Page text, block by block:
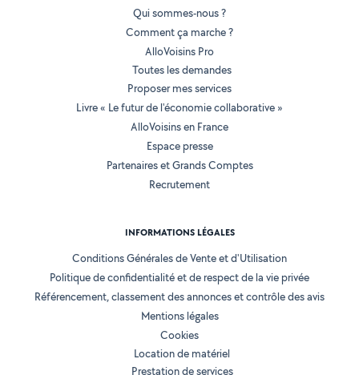
Qui sommes-nous ?
Comment ça marche ?
AlloVoisins Pro
Toutes les demandes
Proposer mes services
Livre « Le futur de l'économie collaborative »
AlloVoisins en France
Espace presse
Partenaires et Grands Comptes
Recrutement
INFORMATIONS LÉGALES
Conditions Générales de Vente et d'Utilisation
Politique de confidentialité et de respect de la vie privée
Référencement, classement des annonces et contrôle des avis
Mentions légales
Cookies
Location de matériel
Prestation de services